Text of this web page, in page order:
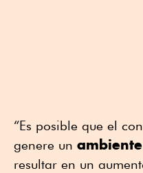
“Es posible que el
genere un
resultar en un